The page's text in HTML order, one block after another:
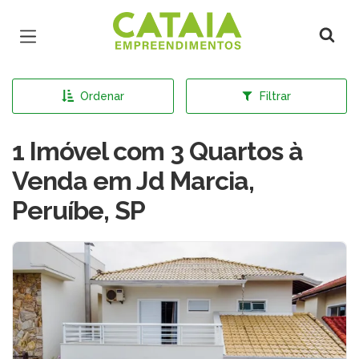
Página inicial
Ordenar Filtrar
1 Imóvel com 3 Quartos à
Venda em Jd Marcia,
Peruíbe, SP